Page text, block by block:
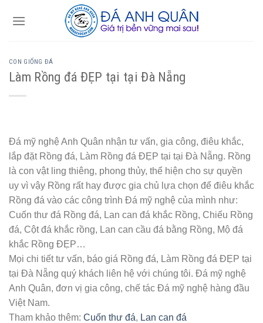
CON GIỐNG ĐÁ
Làm Rồng đá ĐẸP tại tại Đà Nẵng
Đá mỹ nghệ Anh Quân nhận tư vấn, gia công, điêu khắc,
lắp đặt Rồng đá, Làm Rồng đá ĐẸP tại tại Đà Nẵng. Rồng
là con vật ling thiêng, phong thủy, thể hiện cho sự quyền
uy vì vậy Rồng rất hay được gia chủ lựa chọn để điêu khắc
Rồng đá vào các công trình Đá mỹ nghệ của mình như:
Cuốn thư đá Rồng đá, Lan can đá khắc Rồng, Chiếu Rồng
đá, Cột đá khắc rồng, Lan can cầu đá bằng Rồng, Mộ đá
khắc Rồng ĐẸP…
Mọi chi tiết tư vấn, báo giá Rồng đá, Làm Rồng đá ĐẸP tại
tại Đà Nẵng quý khách liên hệ với chúng tôi. Đá mỹ nghệ
Anh Quân, đơn vị gia công, chế tác Đá mỹ nghệ hàng đầu
Việt Nam.
Tham khảo thêm: Cuốn thư đá, Lan can đá